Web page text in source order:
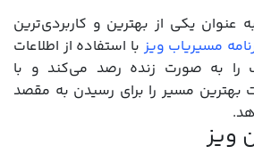
عنوان یکی از بهترین و کاربردی‌ترین
مسیریاب ویز با استفاده از اطلاعات
را به صورت زنده رصد می‌کند و با
بهترین مسیر را برای رسیدن به مقصد
ویز